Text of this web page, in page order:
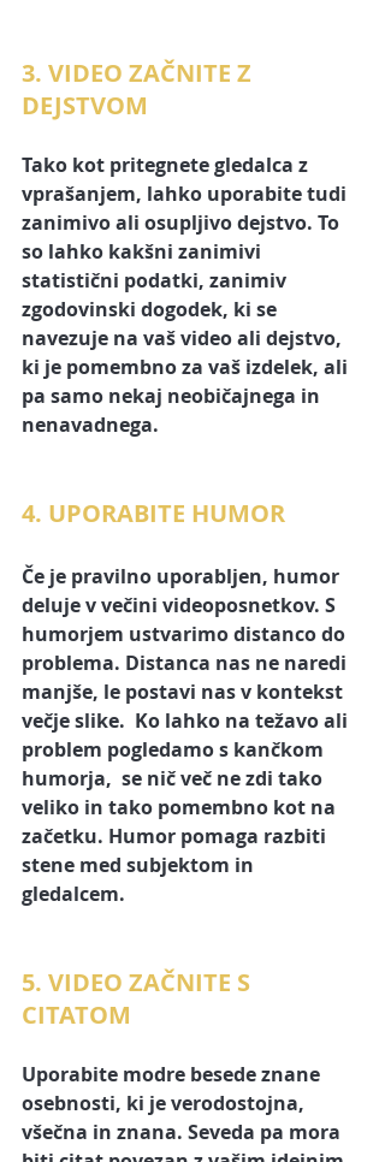
3. VIDEO ZAČNITE Z
DEJSTVOM
Tako kot pritegnete gledalca z
vprašanjem, lahko uporabite tudi
zanimivo ali osupljivo dejstvo. To
so lahko kakšni zanimivi
statistični podatki, zanimiv
zgodovinski dogodek, ki se
navezuje na vaš video ali dejstvo,
ki je pomembno za vaš izdelek, ali
pa samo nekaj neobičajnega in
nenavadnega.
4. UPORABITE HUMOR
Če je pravilno uporabljen, humor
deluje v večini videoposnetkov. S
humorjem ustvarimo distanco do
problema. Distanca nas ne naredi
manjše, le postavi nas v kontekst
večje slike.  Ko lahko na težavo ali
problem pogledamo s kančkom
humorja,  se nič več ne zdi tako
veliko in tako pomembno kot na
začetku. Humor pomaga razbiti
stene med subjektom in
gledalcem.
5. VIDEO ZAČNITE S
CITATOM
Uporabite modre besede znane
osebnosti, ki je verodostojna,
všečna in znana. Seveda pa mora